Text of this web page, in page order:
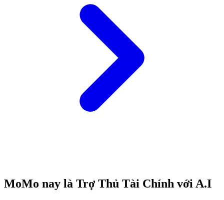
MoMo nay là Trợ Thủ Tài Chính với A.I